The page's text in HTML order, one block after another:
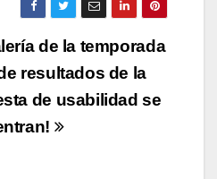
de la temporada
resultados de la
de usabilidad se